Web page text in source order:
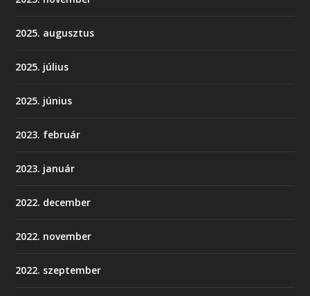
2025. augusztus
2025. július
2025. június
2023. február
2023. január
2022. december
2022. november
2022. szeptember